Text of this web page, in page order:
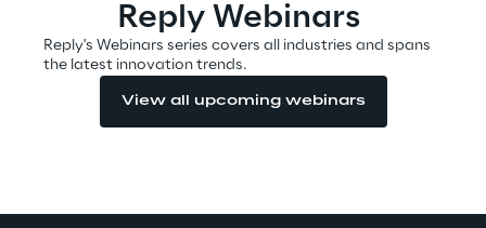
Financial Services
Telco & Media
Reply Webinars
Reply's Webinars series covers all industries and spans
the latest innovation trends.
View all upcoming webinars